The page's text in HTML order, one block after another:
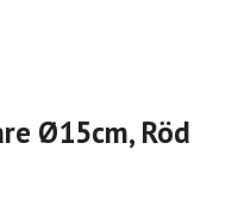
Ø15cm, Röd